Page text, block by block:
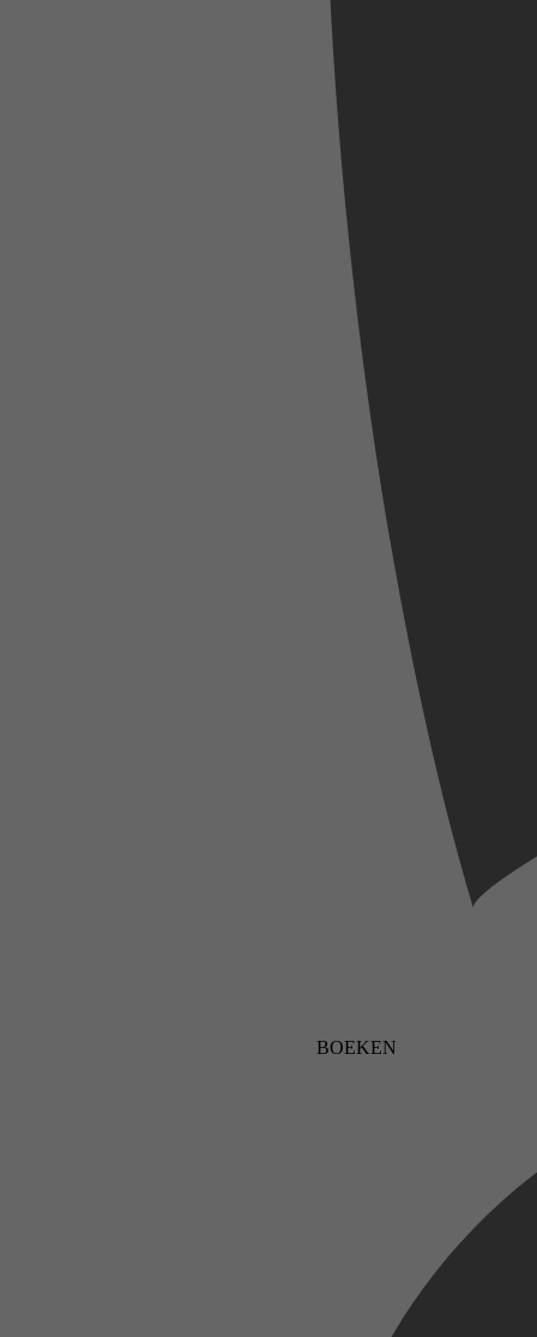
BOEKEN